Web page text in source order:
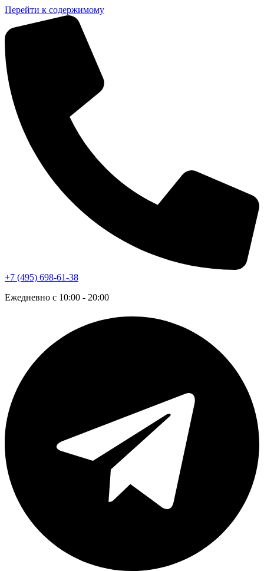
Перейти к содержимому
+7 (495) 698-61-38
Ежедневно с 10:00 - 20:00